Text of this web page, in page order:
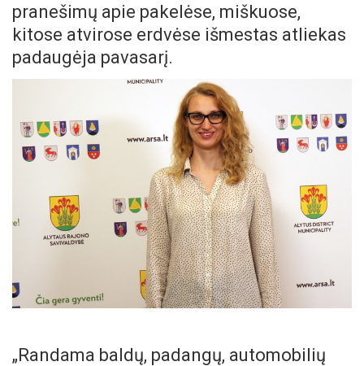
pranešimų apie pakelėse, miškuose,
kitose atvirose erdvėse išmestas atliekas
padaugėja pavasarį.
„Randama baldų, padangų, automobilių